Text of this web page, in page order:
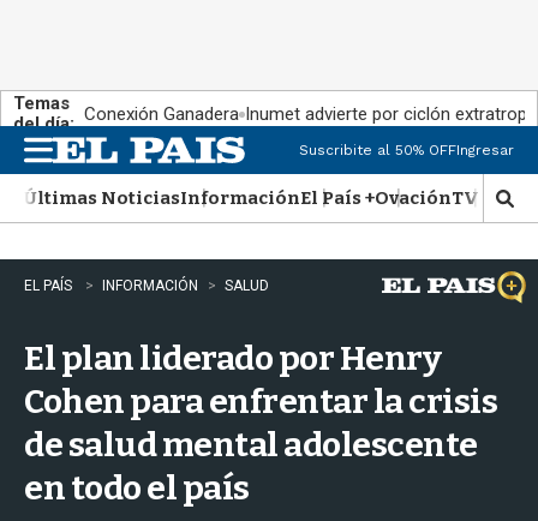
Temas
del día: Conexión Ganadera Inumet advierte por ciclón
n
u
Suscribite al 50% OFFIngresar
Últimas NoticiasInformaciónEl País +OvaciónTV Show
M
o
s
t
r
EL PAÍS INFORMACIÓN SALUD
El plan liderado por Henry
Cohen para enfrentar la crisis
de salud mental adolescente
en todo el país